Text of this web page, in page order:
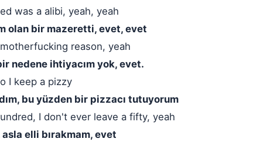
was a alibi, yeah, yeah
olan bir mazeretti, evet, evet
reason, yeah
nedene ihtiyacım yok, evet.
I keep a pizzy
bu yüzden bir pizzacı tutuyorum
I don't ever leave a fifty, yeah
elli bırakmam, evet